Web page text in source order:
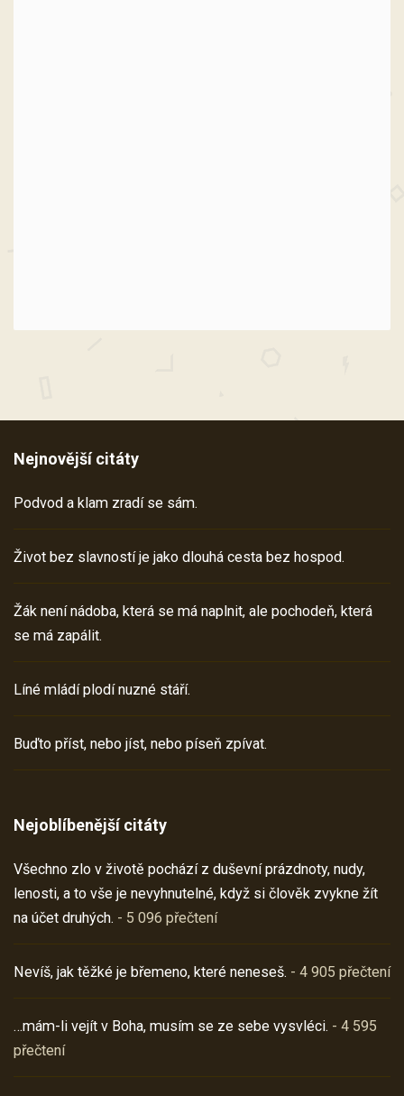
Nejnovější citáty
Podvod a klam zradí se sám.
Život bez slavností je jako dlouhá cesta bez hospod.
Žák není nádoba, která se má naplnit, ale pochodeň, která
se má zapálit.
Líné mládí plodí nuzné stáří.
Buďto příst, nebo jíst, nebo píseň zpívat.
Nejoblíbenější citáty
Všechno zlo v životě pochází z duševní prázdnoty, nudy,
lenosti, a to vše je nevyhnutelné, když si člověk zvykne žít
na účet druhých. - 5 096 přečtení
Nevíš, jak těžké je břemeno, které neneseš. - 4 905 přečtení
…mám-li vejít v Boha, musím se ze sebe vysvléci. - 4 595
přečtení